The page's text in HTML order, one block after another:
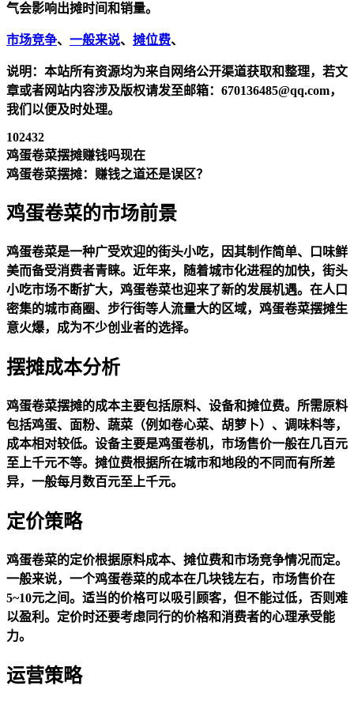
气会影响出摊时间和销量。
市场竞争、 一般来说、 摊位费、
说明：本站所有资源均为来自网络公开渠道获取和整理，若文
章或者网站内容涉及版权请发至邮箱：670136485@qq.com，
我们以便及时处理。
102432
鸡蛋卷菜摆摊赚钱吗现在
鸡蛋卷菜摆摊：赚钱之道还是误区？
鸡蛋卷菜的市场前景
鸡蛋卷菜是一种广受欢迎的街头小吃，因其制作简单、口味鲜
美而备受消费者青睐。近年来，随着城市化进程的加快，街头
小吃市场不断扩大，鸡蛋卷菜也迎来了新的发展机遇。在人口
密集的城市商圈、步行街等人流量大的区域，鸡蛋卷菜摆摊生
意火爆，成为不少创业者的选择。
摆摊成本分析
鸡蛋卷菜摆摊的成本主要包括原料、设备和摊位费。所需原料
包括鸡蛋、面粉、蔬菜（例如卷心菜、胡萝卜）、调味料等，
成本相对较低。设备主要是鸡蛋卷机，市场售价一般在几百元
至上千元不等。摊位费根据所在城市和地段的不同而有所差
异，一般每月数百元至上千元。
定价策略
鸡蛋卷菜的定价根据原料成本、摊位费和市场竞争情况而定。
一般来说，一个鸡蛋卷菜的成本在几块钱左右，市场售价在
5~10元之间。适当的价格可以吸引顾客，但不能过低，否则难
以盈利。定价时还要考虑同行的价格和消费者的心理承受能
力。
运营策略